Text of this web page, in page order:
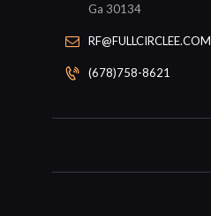
Ga 30134
RF@FULLCIRCLEE.COM
(678)758-8621